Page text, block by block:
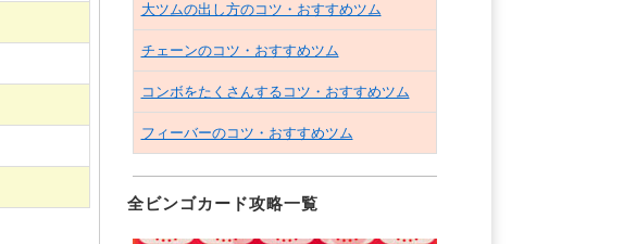
大ツムの出し方のコツ・おすすめツム
チェーンのコツ・おすすめツム
コンボをたくさんするコツ・おすすめツム
フィーバーのコツ・おすすめツム
全ビンゴカード攻略一覧